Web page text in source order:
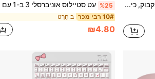
כיסוי הגנה שקוף תואם למקבוק, כיסוי הגנה קשיח מעמיד מפלסטיק למחשבי Air ו-Pro - שקוף %25
10# רבי מכר ב חֶרֶט
₪4.80